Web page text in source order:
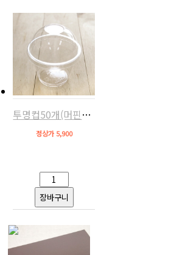
투명컵50개(머핀개별포장,9x10.2)
정상가 5,900